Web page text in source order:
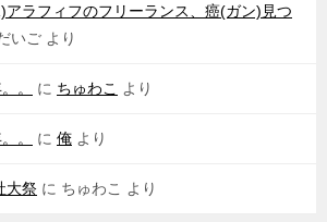
アラフィフのフリーランス、癌(ガン)見つ
いご より
。 に ちゅわこ より
。 に 俺 より
大祭 に ちゅわこ より